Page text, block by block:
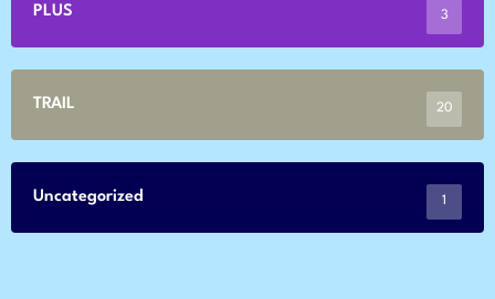
PLUS 3
TRAIL 20
Uncategorized 1